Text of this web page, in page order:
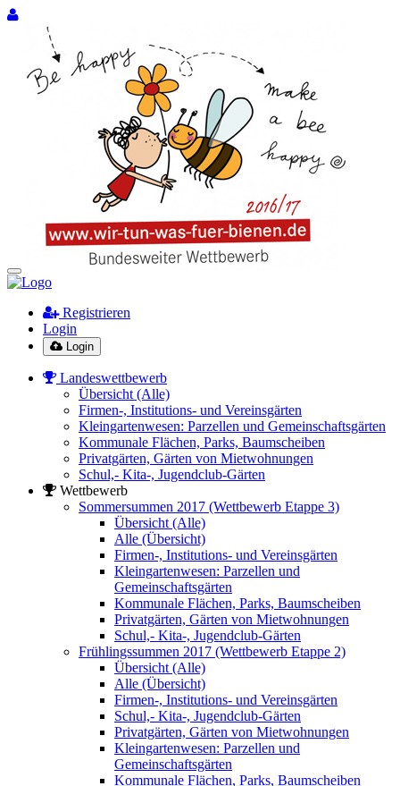
Registrieren
Login
Login
Landeswettbewerb
Übersicht (Alle)
Firmen-, Institutions- und Vereinsgärten
Kleingartenwesen: Parzellen und Gemeinschaftsgärten
Kommunale Flächen, Parks, Baumscheiben
Privatgärten, Gärten von Mietwohnungen
Schul,- Kita-, Jugendclub-Gärten
Wettbewerb
Sommersummen 2017 (Wettbewerb Etappe 3)
Übersicht (Alle)
Alle (Übersicht)
Firmen-, Institutions- und Vereinsgärten
Kleingartenwesen: Parzellen und
Gemeinschaftsgärten
Kommunale Flächen, Parks, Baumscheiben
Privatgärten, Gärten von Mietwohnungen
Schul,- Kita-, Jugendclub-Gärten
Frühlingssummen 2017 (Wettbewerb Etappe 2)
Übersicht (Alle)
Alle (Übersicht)
Firmen-, Institutions- und Vereinsgärten
Schul,- Kita-, Jugendclub-Gärten
Privatgärten, Gärten von Mietwohnungen
Kleingartenwesen: Parzellen und
Gemeinschaftsgärten
Kommunale Flächen, Parks, Baumscheiben